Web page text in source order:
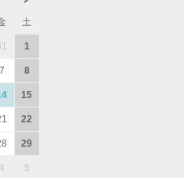
土
1
7 8
15
22
29
4 5